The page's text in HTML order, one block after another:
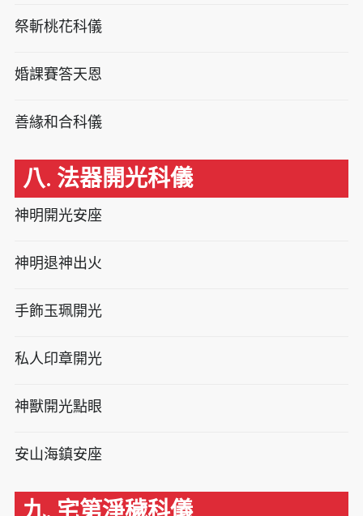
祭斬桃花科儀
婚課賽答天恩
善緣和合科儀
八. 法器開光科儀
神明開光安座
神明退神出火
手飾玉珮開光
私人印章開光
神獸開光點眼
安山海鎮安座